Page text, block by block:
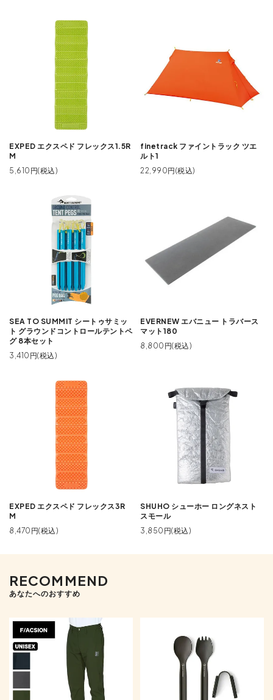
EXPED エクスペド フレックス1.5R
M
5,610円(税込)
finetrack ファイントラック ツエ
ルト1
22,990円(税込)
SEA TO SUMMIT シートゥサミッ
ト グラウンドコントロールテントペ
グ 8本セット
3,410円(税込)
EVERNEW エバニュー トラバース
マット180
8,800円(税込)
EXPED エクスペド フレックス3R
M
8,470円(税込)
SHUHO シューホー ロングネスト
スモール
3,850円(税込)
RECOMMEND
あなたへのおすすめ